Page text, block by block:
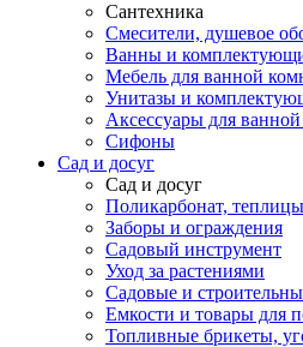
Сантехника
Смесители, душевое
Ванны и
Мебель для ванной
Унитазы и
Аксессуары для
Сифоны
Сад и досуг
Сад и досуг
Поликарбонат,
Заборы и ограждения
Садовый инструмент
Уход за растениями
Садовые и
Емкости и товары для
Топливные брикеты,